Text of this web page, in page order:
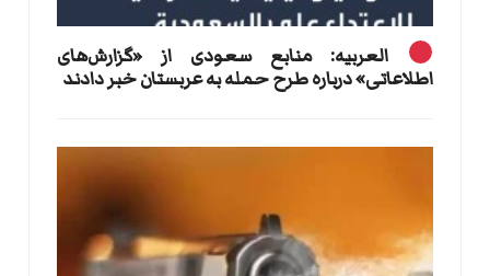
العربیه: منابع سعودی از «گزارش‌های
اطلاعاتی» درباره طرح حمله به عربستان خبر دادند